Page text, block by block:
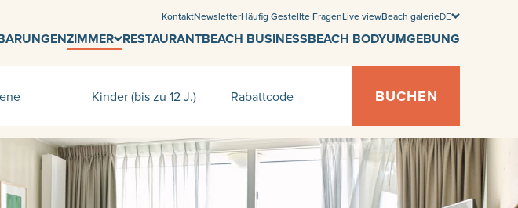
ZIMMER RESTAURANTBEACH BUSINESSBEACH BODYUMGEBUNG
KontaktNewsletterHäufig Gestellte FragenLive viewBeach galerieDE
Kinder (bis zu 12 J.) Rabattcode BUCHEN